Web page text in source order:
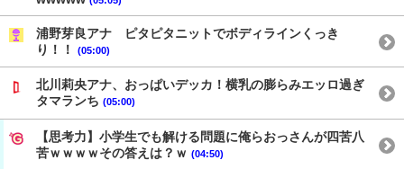
浦野芽良アナ ピタピタニットでボディラインくっき
り！！
(05:00)
北川莉央アナ、おっぱいデッカ！横乳の膨らみエッロ過ぎ
タマランち (05:00)
【思考力】小学生でも解ける問題に俺らおっさんが四苦八
苦ｗｗｗｗその答えは？ｗ (04:50)